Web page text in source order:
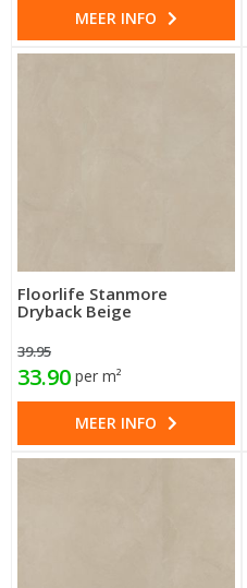
MEER INFO
Floorlife Stanmore
Dryback Beige
39.95
33.90 per m²
MEER INFO